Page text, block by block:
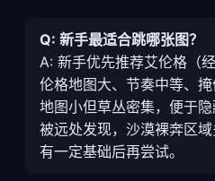
Q: 新手最适合跳哪张图？
A: 新手优先推荐艾伦格（
伦格地图大、节奏中等、
地图小但草丛密集，便于
被远处发现，沙漠裸奔区
有一定基础后再尝试。